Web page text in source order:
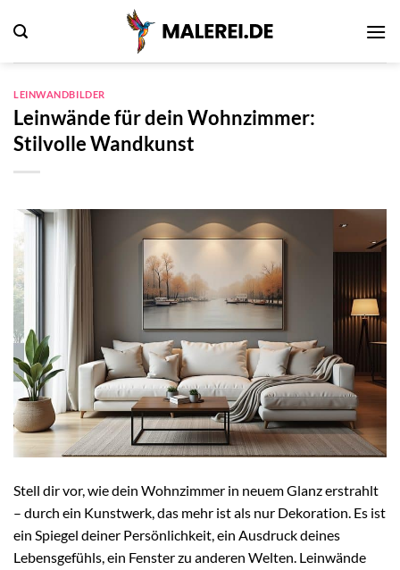
Inhalt
LEINWANDBILDER
Leinwände für dein Wohnzimmer:
Stilvolle Wandkunst
Stell dir vor, wie dein Wohnzimmer in neuem Glanz erstrahlt
– durch ein Kunstwerk, das mehr ist als nur Dekoration. Es ist
ein Spiegel deiner Persönlichkeit, ein Ausdruck deines
Lebensgefühls, ein Fenster zu anderen Welten. Leinwände